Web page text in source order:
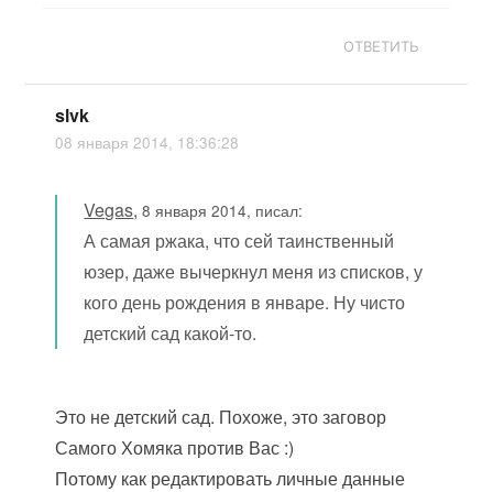
ОТВЕТИТЬ
slvk
08 января 2014, 18:36:28
Vegas,8 января 2014, писал:
А самая ржака, что сей таинственный
юзер, даже вычеркнул меня из списков, у
кого день рождения в январе. Ну чисто
детский сад какой-то.
Это не детский сад. Похоже, это заговор
Самого Хомяка против Вас :)
Потому как редактировать личные данные